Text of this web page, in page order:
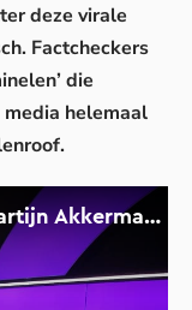
deze virale
Factcheckers
die
helemaal